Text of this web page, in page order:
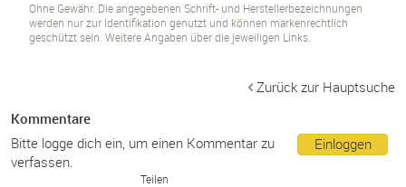
Ohne Gewähr. Die angegebenen Schrift- und Herstellerbezeichnungen
werden nur zur Identifikation genutzt und können markenrechtlich
geschützt sein. Weitere Angaben über die jeweiligen Links.
Zurück zur Hauptsuche
Kommentare
Einloggen
Bitte logge dich ein, um einen Kommentar zu
verfassen.
Teilen